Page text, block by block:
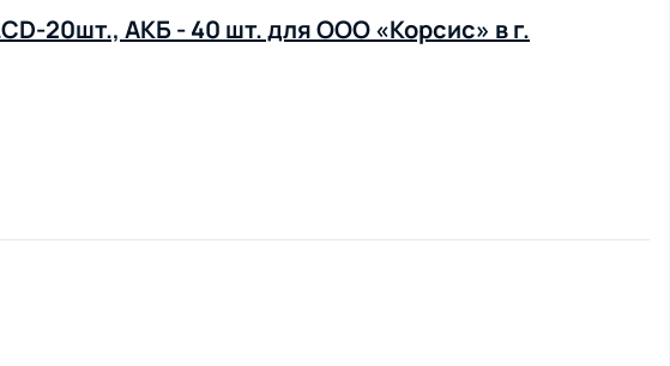
20шт., АКБ - 40 шт. для ООО «Корсис» в г.